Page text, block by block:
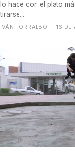
lo hace con el plato
tirarse...
IVÁN TORRALBO — 16 DE